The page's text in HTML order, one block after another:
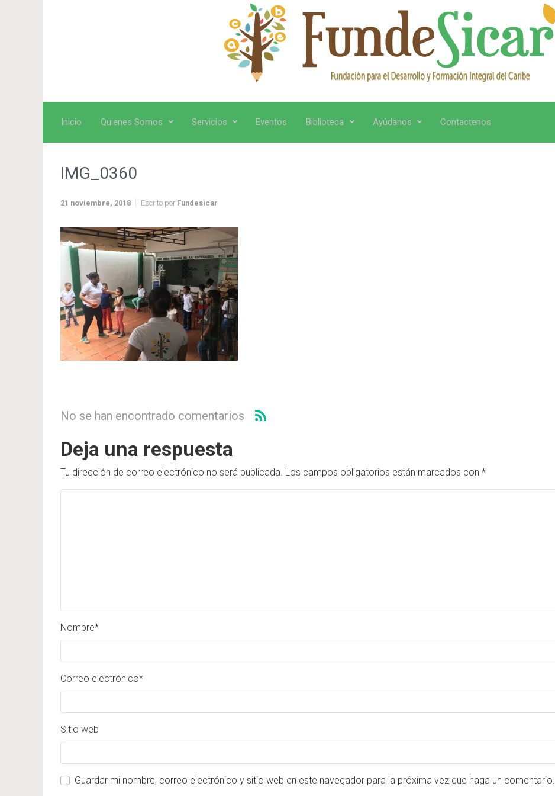
Inicio Quienes Somos Servicios Eventos Biblioteca Ayúdanos Contactenos
IMG_0360
21 noviembre, 2018 Escrito por Fundesicar
No se han encontrado comentarios
Deja una respuesta
Tu dirección de correo electrónico no será publicada. Los campos obligatorios están marcados con *
Nombre*
Correo electrónico*
Sitio web
Guardar mi nombre, correo electrónico y sitio web en este navegador para la próxima vez que haga un comentario.